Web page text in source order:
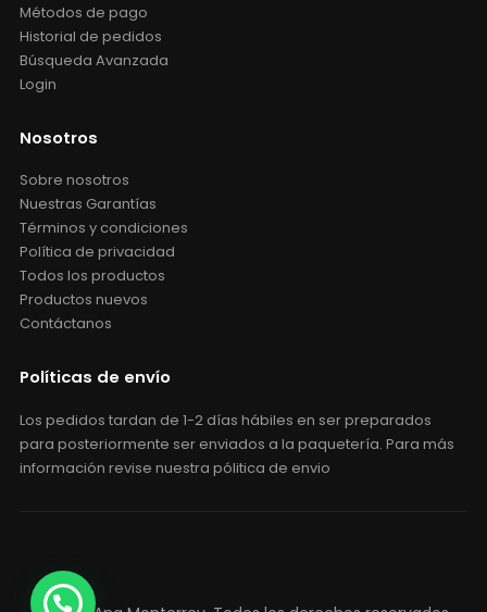
Métodos de pago
Historial de pedidos
Búsqueda Avanzada
Login
Nosotros
Sobre nosotros
Nuestras Garantías
Términos y condiciones
Política de privacidad
Todos los productos
Productos nuevos
Contáctanos
Políticas de envío
Los pedidos tardan de 1-2 días hábiles en ser preparados
para posteriormente ser enviados a la paquetería. Para más
información revise nuestra pólitica de envio